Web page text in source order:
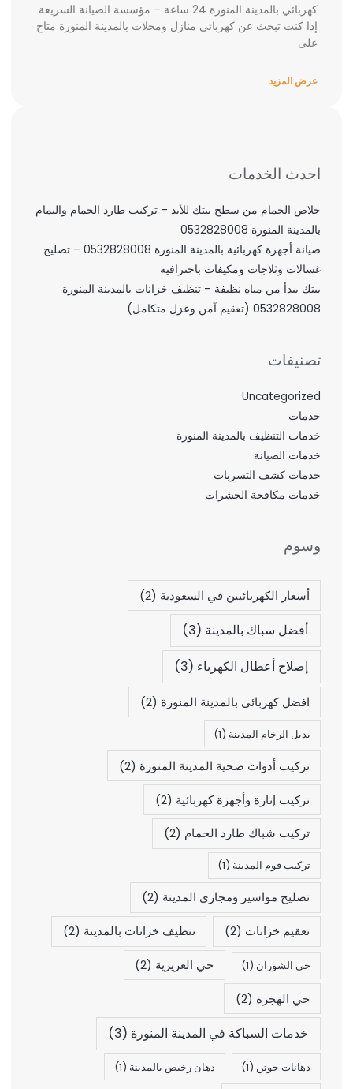
كهربائي بالمدينة المنورة 24 ساعة – مؤسسة الصيانة السريعة
إذا كنت تبحث عن كهربائي منازل ومحلات بالمدينة المنورة متاح
على
عرض المزيد
احدث الخدمات
خلاص الحمام من سطح بيتك للأبد – تركيب طارد الحمام واليمام
بالمدينة المنورة 0532828008
صيانة أجهزة كهربائية بالمدينة المنورة 0532828008 – تصليح
غسالات وثلاجات ومكيفات باحترافية
بيتك يبدأ من مياه نظيفة – تنظيف خزانات بالمدينة المنورة
0532828008 (تعقيم آمن وعزل متكامل)
تصنيفات
Uncategorized
خدمات
خدمات التنظيف بالمدينة المنورة
خدمات الصيانة
خدمات كشف التسربات
خدمات مكافحة الحشرات
وسوم
أسعار الكهربائيين في السعودية (2)
أفضل سباك بالمدينة (3)
إصلاح أعطال الكهرباء (3)
افضل كهربائى بالمدينة المنورة (2)
بديل الرخام المدينة (1)
تركيب أدوات صحية المدينة المنورة (2)
تركيب إنارة وأجهزة كهربائية (2)
تركيب شباك طارد الحمام (2)
تركيب فوم المدينة (1)
تصليح مواسير ومجاري المدينة (2)
تعقيم خزانات (2) تنظيف خزانات بالمدينة (2)
حي الشوران (1) حي العزيزية (2)
حي الهجرة (2)
خدمات السباكة في المدينة المنورة (3)
دهانات جوتن (1) دهان رخيص بالمدينة (1)